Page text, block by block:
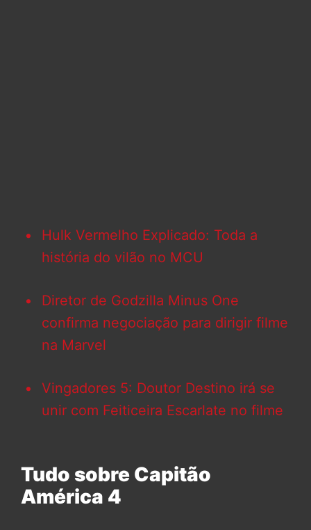
Hulk Vermelho Explicado: Toda a
história do vilão no MCU
Diretor de Godzilla Minus One
confirma negociação para dirigir filme
na Marvel
Vingadores 5: Doutor Destino irá se
unir com Feiticeira Escarlate no filme
Tudo sobre Capitão
América 4